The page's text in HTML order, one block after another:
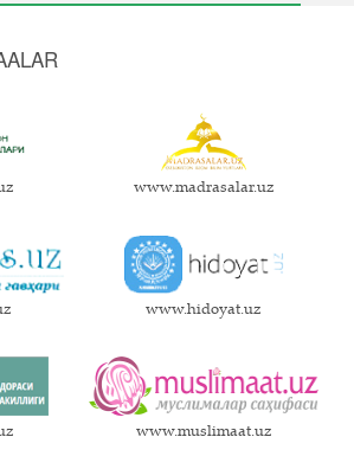
www.madrasalar.uz
www.hidoyat.uz
www.muslimaat.uz